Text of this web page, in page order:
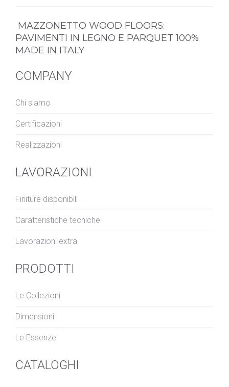
MAZZONETTO WOOD FLOORS:
PAVIMENTI IN LEGNO E PARQUET 100%
MADE IN ITALY
COMPANY
Chi siamo
Certificazioni
Realizzazioni
LAVORAZIONI
Finiture disponibili
Caratteristiche tecniche
Lavorazioni extra
PRODOTTI
Le Collezioni
Dimensioni
Le Essenze
CATALOGHI